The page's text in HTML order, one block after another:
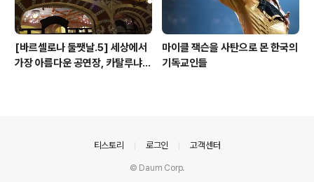
[바르셀로나 둘쨋날.5] 세상에서
가장 아름다운 공연장, 카탈루냐
마이클 잭슨을 사탄으로 몬 한국의
기독교인들
티스토리 로그인 고객센터
© Daum Corp.